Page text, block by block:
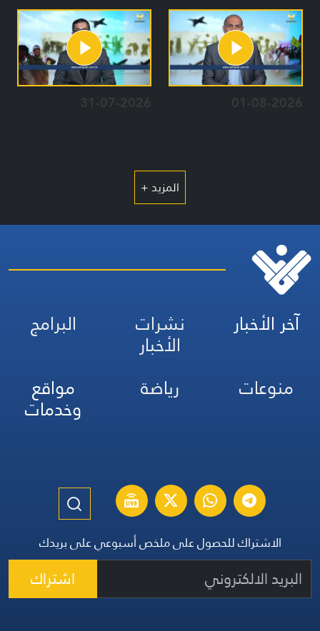
01-08-2026
31-07-2026
المزيد +
آخر الأخبار نشرات
الأخبار
البرامج
منوعات
رياضة مواقع
وخدمات
الاشتراك للحصول على ملخص أسبوعي على بريدك
اشتراك